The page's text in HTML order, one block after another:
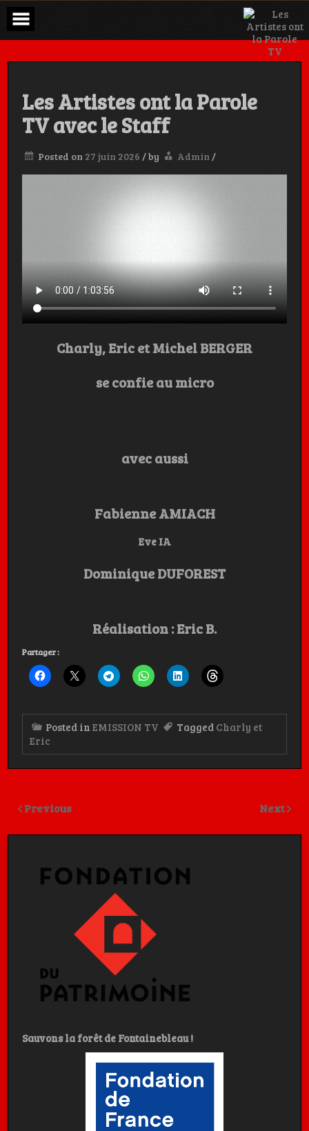
Skip
content
Les Artistes ont la Parole
TV avec le Staff
Posted on 27 juin 2026 /by Admin /
Charly, Eric et Michel BERGER
se confie au micro
avec aussi
Fabienne AMIACH
Eve IA
Dominique DUFOREST
Réalisation : Eric B.
Partager :
Posted in EMISSION TV Tagged Charly et
Eric
Previous Next
Sauvons la forêt de Fontainebleau !